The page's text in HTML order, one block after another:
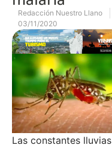
Redacción Nuestro Llano
03/11/2020
Las constantes lluvias